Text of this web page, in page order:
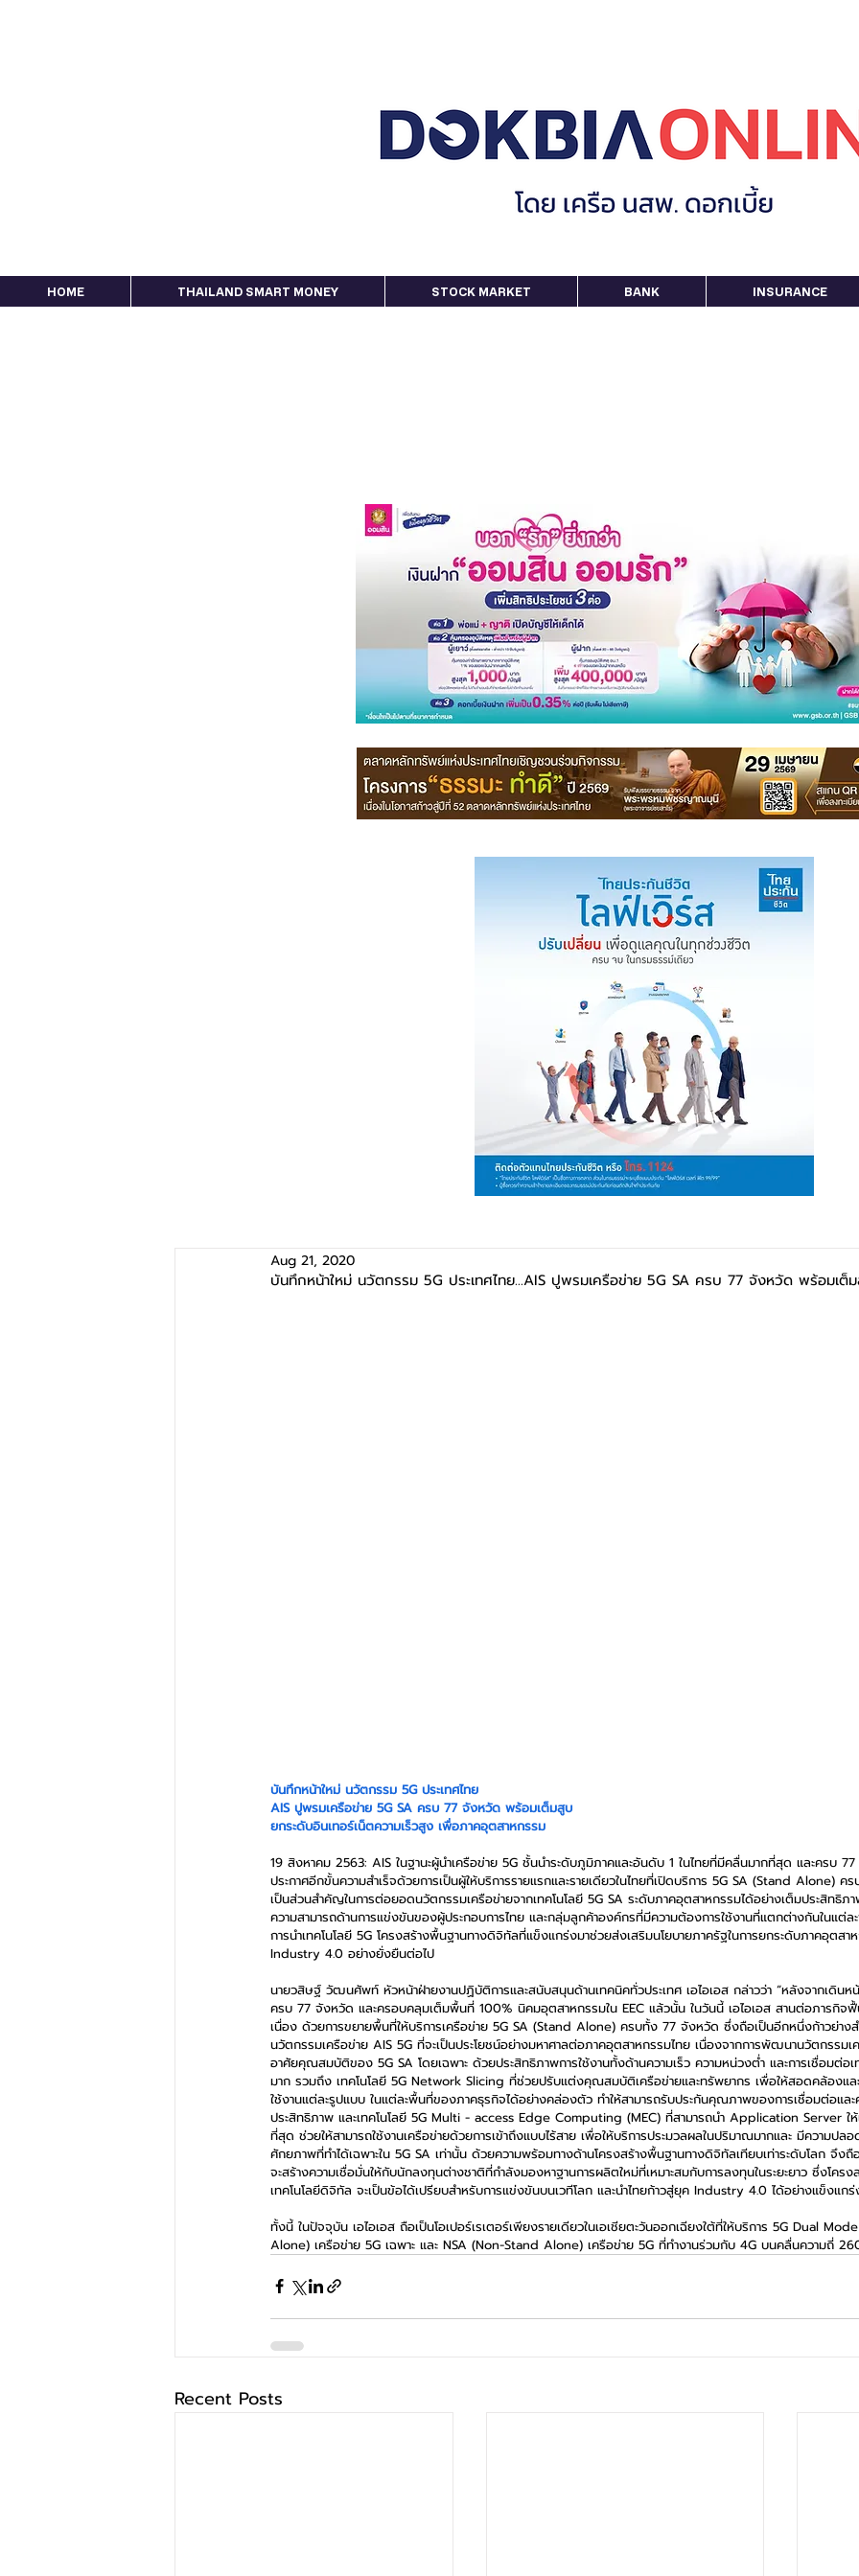
HOME THAILAND SMART MONEY STOCK MARKET BANK INSURANCE
บันทึกหน้าใหม่ นวัตกรรม 5G ประเทศไทย...AIS ปูพรมเครือข่าย 5G SA ครบ 77 จังหวัด พร้อมเต็
Aug 21, 2020
บันทึกหน้าใหม่ นวัตกรรม 5G ประเทศไทย
AIS ปูพรมเครือข่าย 5G SA ครบ 77 จังหวัด พร้อมเต็มสูบ
ยกระดับอินเทอร์เน็ตความเร็วสูง เพื่อภาคอุตสาหกรรม
19 สิงหาคม 2563: AIS ในฐานะผู้นำเครือข่าย 5G ชั้นนำระดับภูมิภาคและอันดับ 1 ในไทยที่มีคลื่นมากที่สุด และครบ
ประกาศอีกขั้นความสำเร็จด้วยการเป็นผู้ให้บริการรายแรกและรายเดียวในไทยที่เปิดบริการ 5G SA (Stand Alone)
เป็นส่วนสำคัญในการต่อยอดนวัตกรรมเครือข่ายจากเทคโนโลยี 5G SA ระดับภาคอุตสาหกรรมได้อย่างเต็มประสิทธิ
ความสามารถด้านการแข่งขันของผู้ประกอบการไทย และกลุ่มลูกค้าองค์กรที่มีความต้องการใช้งานที่แตกต่างกันในแต่ล
การนำเทคโนโลยี 5G โครงสร้างพื้นฐานทางดิจิทัลที่แข็งแกร่งมาช่วยส่งเสริมนโยบายภาครัฐในการยกระดับภาคอุตส
Industry 4.0 อย่างยั่งยืนต่อไป
นายวสิษฐ์ วัฒนศัพท์ หัวหน้าฝ่ายงานปฏิบัติการและสนับสนุนด้านเทคนิคทั่วประเทศ เอไอเอส กล่าวว่า “หลังจากเดินห
ครบ 77 จังหวัด และครอบคลุมเต็มพื้นที่ 100% นิคมอุตสาหกรรมใน EEC แล้วนั้น ในวันนี้ เอไอเอส สานต่อภารกิจ
เนื่อง ด้วยการขยายพื้นที่ให้บริการเครือข่าย 5G SA (Stand Alone) ครบทั้ง 77 จังหวัด ซึ่งถือเป็นอีกหนึ่งก้าวย่า
นวัตกรรมเครือข่าย AIS 5G ที่จะเป็นประโยชน์อย่างมหาศาลต่อภาคอุตสาหกรรมไทย เนื่องจากการพัฒนานวัตกรรมเ
อาศัยคุณสมบัติของ 5G SA โดยเฉพาะ ด้วยประสิทธิภาพการใช้งานทั้งด้านความเร็ว ความหน่วงต่ำ และการเชื่อมต่อเ
มาก รวมถึง เทคโนโลยี 5G Network Slicing ที่ช่วยปรับแต่งคุณสมบัติเครือข่ายและทรัพยากร เพื่อให้สอดคล้องแ
ใช้งานแต่ละรูปแบบ ในแต่ละพื้นที่ของภาคธุรกิจได้อย่างคล่องตัว ทำให้สามารถรับประกันคุณภาพของการเชื่อมต่อและ
ประสิทธิภาพ และเทคโนโลยี 5G Multi - access Edge Computing (MEC) ที่สามารถนำ Application Server ให้
ที่สุด ช่วยให้สามารถใช้งานเครือข่ายด้วยการเข้าถึงแบบไร้สาย เพื่อให้บริการประมวลผลในปริมาณมากและ มีความป
ศักยภาพที่ทำได้เฉพาะใน 5G SA เท่านั้น ด้วยความพร้อมทางด้านโครงสร้างพื้นฐานทางดิจิทัลเทียบเท่าระดับโลก จึงถือ
จะสร้างความเชื่อมั่นให้กับนักลงทุนต่างชาติที่กำลังมองหาฐานการผลิตใหม่ที่เหมาะสมกับการลงทุนในระยะยาว ซึ่งโคร
เทคโนโลยีดิจิทัล จะเป็นข้อได้เปรียบสำหรับการแข่งขันบนเวทีโลก และนำไทยก้าวสู่ยุค Industry 4.0 ได้อย่างแข็งแกร่
ทั้งนี้ ในปัจจุบัน เอไอเอส ถือเป็นโอเปอร์เรเตอร์เพียงรายเดียวในเอเชียตะวันออกเฉียงใต้ที่ให้บริการ 5G Dual
Alone) เครือข่าย 5G เฉพาะ และ NSA (Non-Stand Alone) เครือข่าย 5G ที่ทำงานร่วมกับ 4G บนคลื่นความถี่
Recent Posts